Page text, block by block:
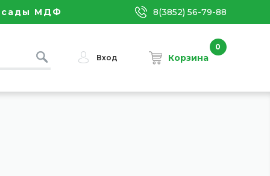
МДФ 8(3852) 56-79-88
Вход Корзина
0